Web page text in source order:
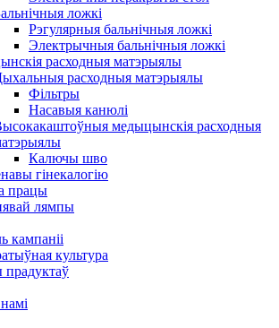
ложкі
Рэгулярныя бальнічныя ложкі
Электрычныя бальнічныя ложкі
расходныя матэрыялы
расходныя матэрыялы
Фільтры
Насавыя канюлі
медыцынскія расходныя
Калючы шво
гінекалогію
працы
лямпы
кампаніі
культура
прадуктаў